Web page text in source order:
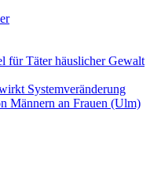
für Täter häuslicher Gewalt
Systemveränderung
Männern an Frauen (Ulm)